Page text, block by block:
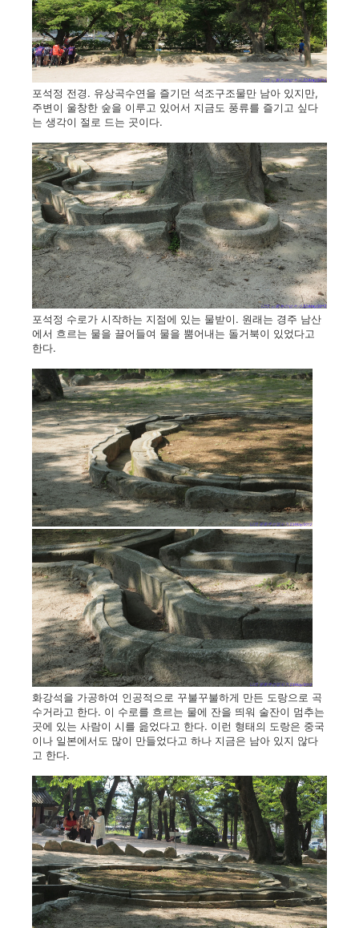
포석정 전경. 유상곡수연을 즐기던 석조구조물만 남아 있지만,
주변이 울창한 숲을 이루고 있어서 지금도 풍류를 즐기고 싶다
는 생각이 절로 드는 곳이다.
포석정 수로가 시작하는 지점에 있는 물받이. 원래는 경주 남산
에서 흐르는 물을 끌어들여 물을 뿜어내는 돌거북이 있었다고
한다.
화강석을 가공하여 인공적으로 꾸불꾸불하게 만든 도랑으로 곡
수거라고 한다. 이 수로를 흐르는 물에 잔을 띄워 술잔이 멈추는
곳에 있는 사람이 시를 읊었다고 한다. 이런 형태의 도랑은 중국
이나 일본에서도 많이 만들었다고 하나 지금은 남아 있지 않다
고 한다.